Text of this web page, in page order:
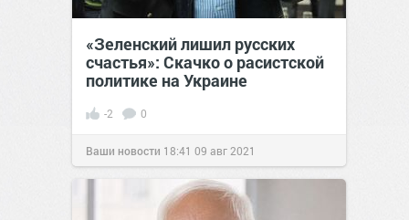
«Зеленский лишил русских
счастья»: Скачко о расистской
политике на Украине
-2 0
Ваши новости 18:41 09 авг 2021